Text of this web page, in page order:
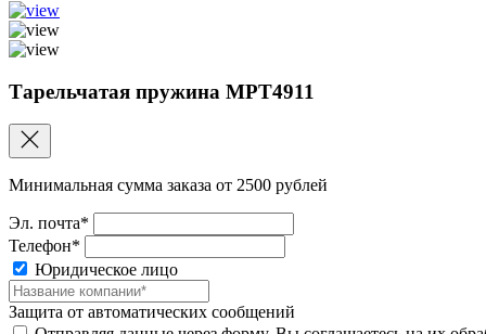
Тарельчатая пружина MPT4911
Минимальная сумма заказа от 2500 рублей
Эл. почта*
Телефон*
Юридическое лицо
Защита от автоматических сообщений